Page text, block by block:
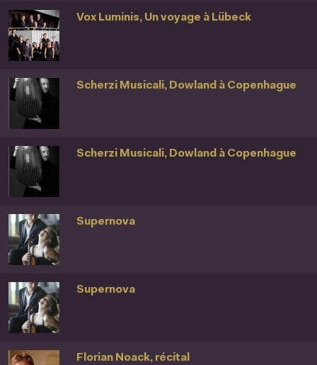
Vox Luminis, Un voyage à Lübeck
Scherzi Musicali, Dowland à Copenhague
Scherzi Musicali, Dowland à Copenhague
Supernova
Supernova
Florian Noack, récital